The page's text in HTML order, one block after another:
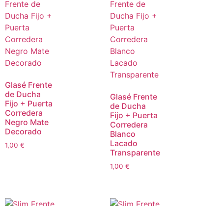
Glasé Frente
de Ducha
Fijo + Puerta
Corredera
Negro Mate
Decorado
1,00 €
Glasé Frente
de Ducha
Fijo + Puerta
Corredera
Blanco
Lacado
Transparente
1,00 €